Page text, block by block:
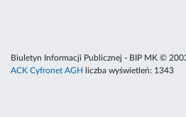
Biuletyn Informacji Publicznej - BIP MK ©
ACK Cyfronet AGH
liczba wyświetleń: 1343